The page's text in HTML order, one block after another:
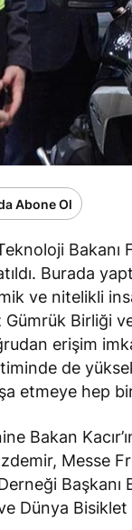
Abone Ol
Bakanı
Burada
ve nitelikli
Gümrük Birliği
erişim
de
etmeye hep
Bakan
Messe
Başkanı
Dünya Bisiklet